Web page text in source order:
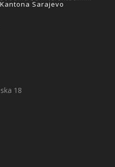
Sarajevo
18